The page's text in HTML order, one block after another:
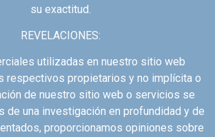
su exactitud.
REVELACIONES:
utilizadas en nuestro sitio web
respectivos propietarios y no implícita o
de nuestro sitio web o servicios se
de una investigación en profundidad y de
proporcionamos opiniones sobre